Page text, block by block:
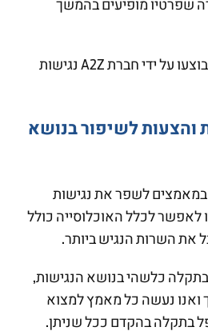
שפרטיו מופיעים בהמשך
בדיקות ויעוץ הנגישות בוצעו על ידי חברת A2Z נגישות
והצעות לשיפור בנושא
במאמצים לשפר את נגישות
לאפשר לכלל האוכלוסייה כולל
את השרות הנגיש ביותר.
כלשהי בנושא הנגישות,
ואנו נעשה כל מאמץ למצוא
בתקלה בהקדם ככל שניתן.